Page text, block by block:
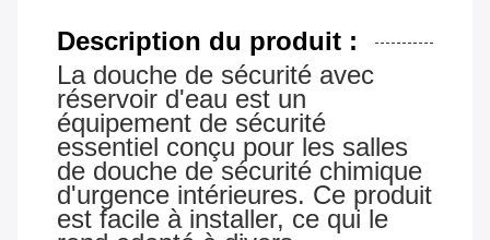
Description du produit :
La douche de sécurité avec
réservoir d'eau est un
équipement de sécurité
essentiel conçu pour les salles
de douche de sécurité chimique
d'urgence intérieures. Ce produit
est facile à installer, ce qui le